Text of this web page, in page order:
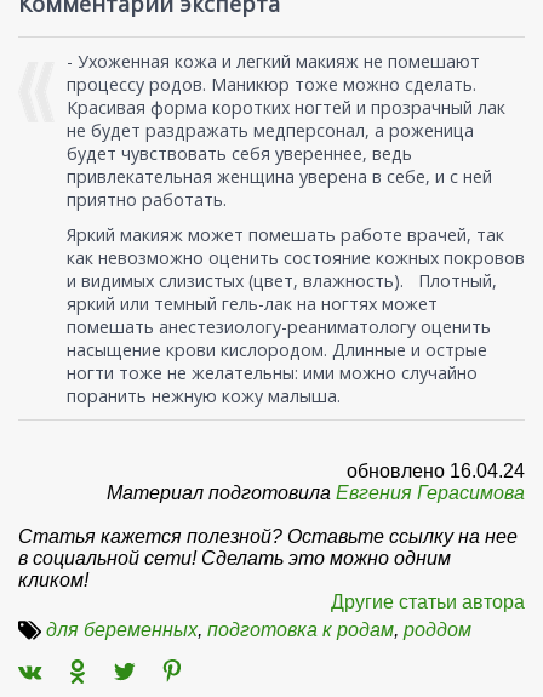
- Ухоженная кожа и легкий макияж не помешают
процессу родов. Маникюр тоже можно сделать.
Красивая форма коротких ногтей и прозрачный лак
не будет раздражать медперсонал, а роженица
будет чувствовать себя увереннее, ведь
привлекательная женщина уверена в себе, и с ней
приятно работать.
Яркий макияж может помешать работе врачей, так
как невозможно оценить состояние кожных покровов
и видимых слизистых (цвет, влажность). Плотный,
яркий или темный гель-лак на ногтях может
помешать анестезиологу-реаниматологу оценить
насыщение крови кислородом. Длинные и острые
ногти тоже не желательны: ими можно случайно
поранить нежную кожу малыша.
обновлено 16.04.24
Материал подготовила Евгения Герасимова
Статья кажется полезной? Оставьте ссылку на нее
в социальной сети! Сделать это можно одним
кликом!
Другие статьи автора
для беременных, подготовка к родам, роддом